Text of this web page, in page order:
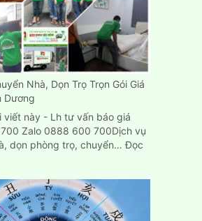
Nhà, Dọn Trọ Trọn Gói Giá
Dương
viết này - Lh tư vấn báo giá
Zalo 0888 600 700Dịch vụ
dọn phòng trọ, chuyển…Đọc